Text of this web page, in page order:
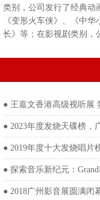
类别，公司发行了经典动
《变形火车侠》、《中
长》等；在影视剧类别
● 王嘉文香港高级视听展
● 2023年度发烧天碟榜
● 2019年度十大发烧唱
● 探索音乐新纪元：
● 2018广州影音展圆满